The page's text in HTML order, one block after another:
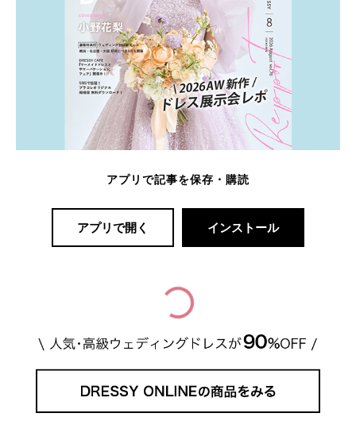
アプリで記事を保存・購読
アプリで開く インストール